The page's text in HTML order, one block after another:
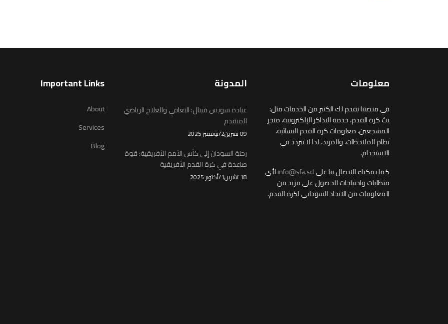
معلومات
في منصتنا نقدم لك الكثير من الخدمات مثل:
بث كرة القدم، خدمة التذاكر الإلكترونية، متجر
المشجعين، معلومات كرة القدم النسائية،
نظام الملاحظات. والمزيد، لذا لا تتردد في
الاستخدام.
كما يمكنك الاتصال بنا علىinfo@sfa.sdلأي
متطلبات واحتياجات للحصول على مزيد من
المعلومات من الاتحاد السوداني لكرة القدم.
المدونة
عيادة سويس فيتال: التعافي والعلاج الرياضي
المتقدم
09 تشرين2/نوفمبر 2025
رحلة السودان إلى كأس الأمم الأفريقية: قوة
صاعدة في كرة القدم الأفريقية
18 تشرين1/أكتوير 2025
Important Links
About
Services
Blog